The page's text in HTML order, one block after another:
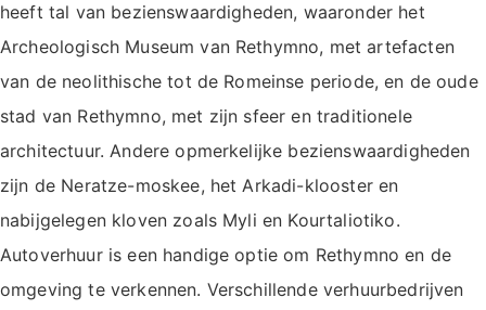
heeft tal van bezienswaardigheden, waaronder het
Archeologisch Museum van Rethymno, met artefacten
van de neolithische tot de Romeinse periode, en de oude
stad van Rethymno, met zijn sfeer en traditionele
architectuur. Andere opmerkelijke bezienswaardigheden
zijn de Neratze-moskee, het Arkadi-klooster en
nabijgelegen kloven zoals Myli en Kourtaliotiko.
Autoverhuur is een handige optie om Rethymno en de
omgeving te verkennen. Verschillende verhuurbedrijven